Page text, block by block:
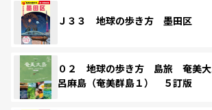
Ｊ３３ 地球の歩き方 墨田区
０２ 地球の歩き方 島旅 奄美
呂麻島（奄美群島１） ５訂版